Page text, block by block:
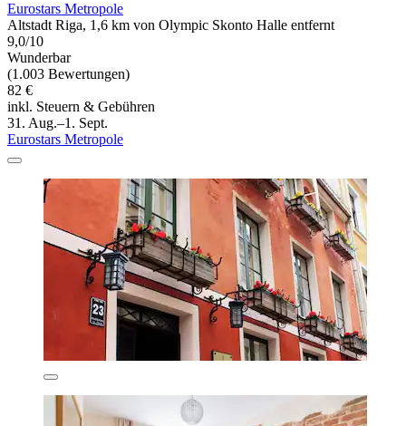
Eurostars Metropole
Altstadt Riga, 1,6 km von Olympic Skonto Halle entfernt
9,0/10
Wunderbar
(1.003 Bewertungen)
82 €
inkl. Steuern & Gebühren
31. Aug.–1. Sept.
Eurostars Metropole